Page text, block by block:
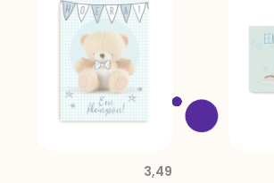
3,49